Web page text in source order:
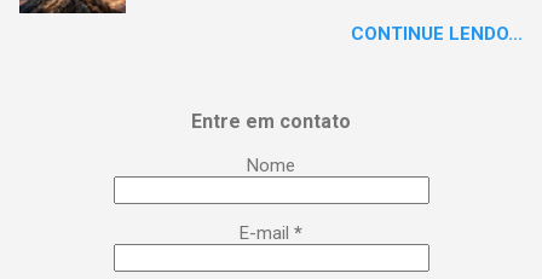
arrepios! 👇 Este poema/música é uma
capturar a essência da mulher em todas as
suas facetas: da força de uma guerreira à
delicadeza de uma musa, da inteligência
lembrete lírico de que você é uma Deusa:
poderosa, empoderada, transformadora e,
CONTINUE LENDO...
Entre em contato
Nome
E-mail *